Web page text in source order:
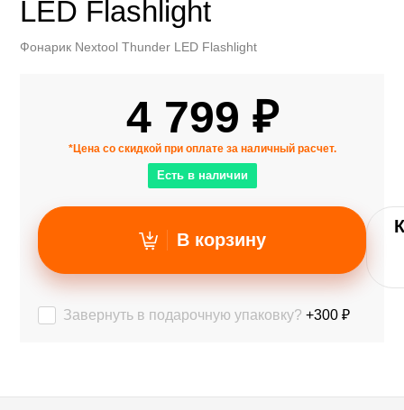
LED Flashlight
Фонарик Nextool Thunder LED Flashlight
4 799 ₽
*Цена со скидкой при оплате за наличный расчет.
Есть в наличии
В корзину
Завернуть в подарочную упаковку? +300 ₽